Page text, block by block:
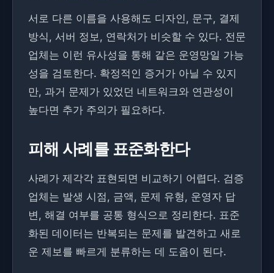
서로 다른 이름을 사용해도 디자인, 문구, 결제
방식, 서버 정보, 연락처가 비슷할 수 있다. 전문
업체는 이런 유사성을 통해 같은 운영망일 가능
성을 검토한다. 확정적인 증거가 아닐 수 있지
만, 과거 문제가 있었던 네트워크와 연관성이
높다면 추가 주의가 필요하다.
피해 사례를 표준화한다
사례가 제각각 표현되면 비교하기 어렵다. 검증
업체는 발생 시점, 금액, 문제 유형, 운영자 답
변, 해결 여부를 공통 형식으로 정리한다. 표준
화된 데이터는 반복되는 문제를 발견하고 새로
운 제보를 빠르게 분류하는 데 도움이 된다.